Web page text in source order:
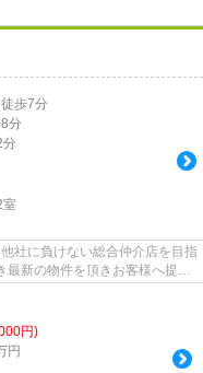
徒歩7分
8分
分
室
社に負けない総合仲介店を目指
最新の物件を頂きお客様へ提供
円)
円